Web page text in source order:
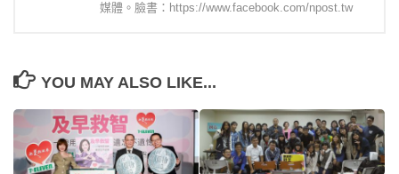
媒體。臉書：https://www.facebook.com/npost.tw
YOU MAY ALSO LIKE...